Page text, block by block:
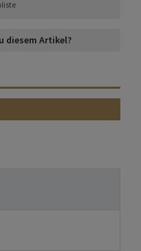
diesem Artikel?